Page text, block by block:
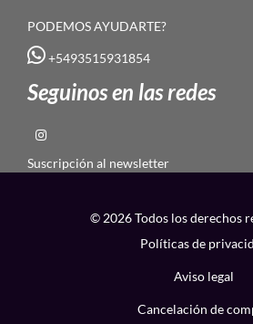
PODEMOS AYUDARTE?
+5493515931854
Seguinos en las redes
Suscripción al newsletter
© 2026 Todos los derechos
Políticas de
Aviso legal
Cancelación de